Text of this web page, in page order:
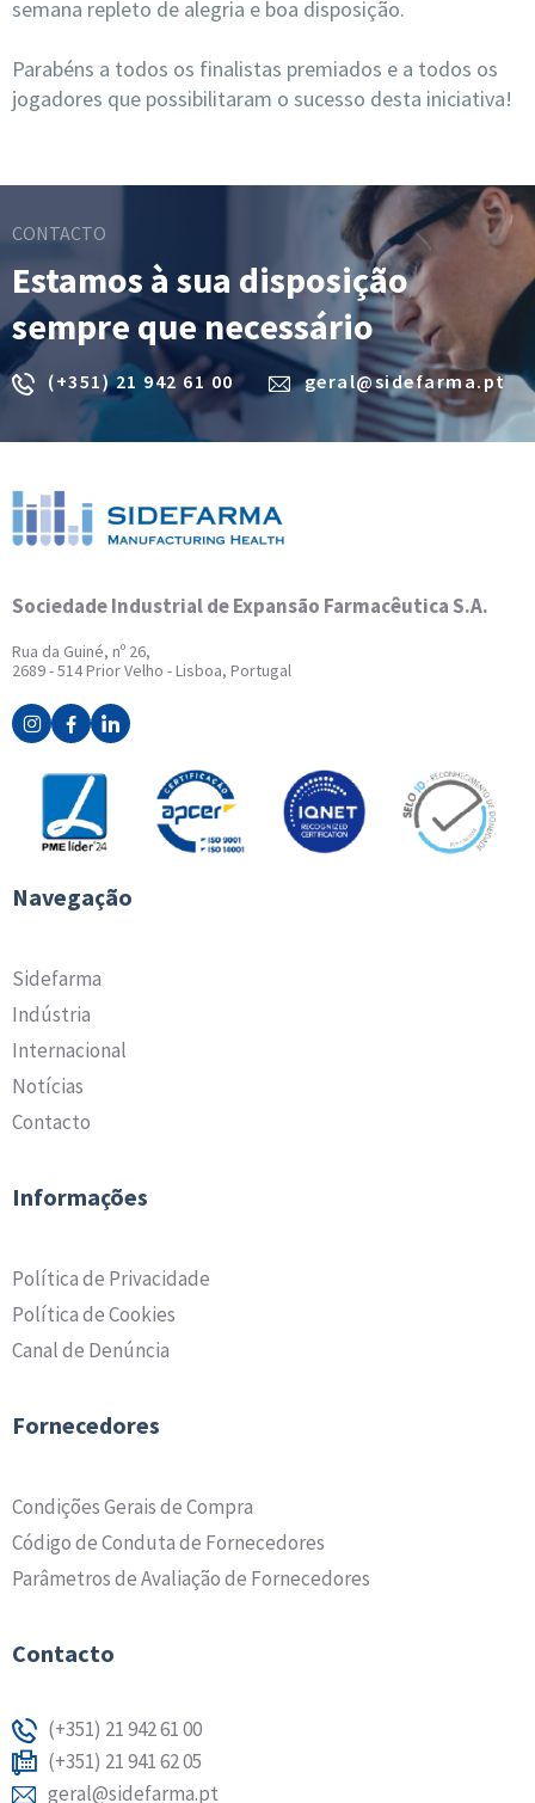
semana repleto de alegria e boa disposição.
Parabéns a todos os finalistas premiados e a todos os
jogadores que possibilitaram o sucesso desta iniciativa!
CONTACTO
Estamos à sua disposição
sempre que necessário
(+351) 21 942 61 00 geral@sidefarma.pt
Sociedade Industrial de Expansão Farmacêutica S.A.
Rua da Guiné, nº 26,
2689 - 514 Prior Velho - Lisboa, Portugal
Navegação
Sidefarma
Indústria
Internacional
Notícias
Contacto
Informações
Política de Privacidade
Política de Cookies
Canal de Denúncia
Fornecedores
Condições Gerais de Compra
Código de Conduta de Fornecedores
Parâmetros de Avaliação de Fornecedores
Contacto
(+351) 21 942 61 00
(+351) 21 941 62 05
geral@sidefarma.pt